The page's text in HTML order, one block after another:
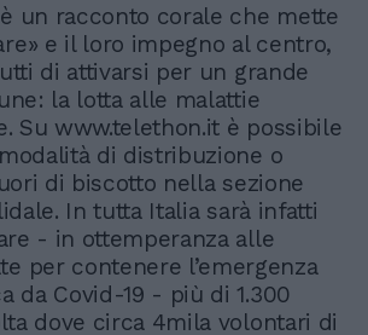
un racconto corale che mette
e il loro impegno al centro,
di attivarsi per un grande
la lotta alle malattie
Su www.telethon.it è possibile
di distribuzione o
di biscotto nella sezione
In tutta Italia sarà infatti
- in ottemperanza alle
per contenere l’emergenza
da Covid-19 - più di 1.300
dove circa 4mila volontari di